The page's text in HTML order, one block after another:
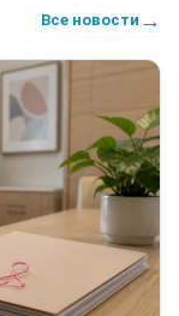
Все новости →